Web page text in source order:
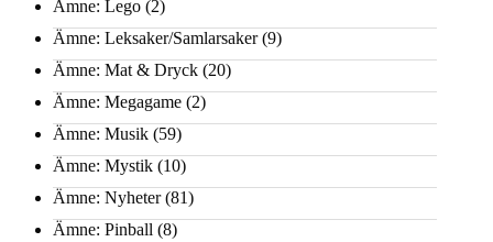
Ämne: Lego (2)
Ämne: Leksaker/Samlarsaker(9)
Ämne: Mat & Dryck (20)
Ämne: Megagame (2)
Ämne: Musik (59)
Ämne: Mystik (10)
Ämne: Nyheter(81)
Ämne: Pinball (8)